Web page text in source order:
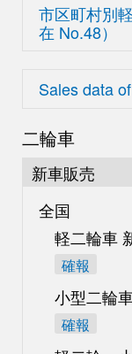
市区町村別
在 No.48）
Sales data
二輪車
新車販売
全国
軽二輪車
確報
小型二輪
確報